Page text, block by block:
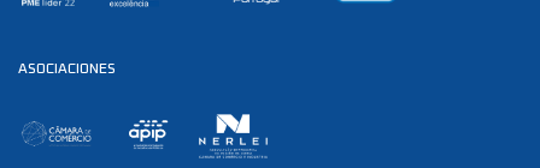
ASOCIACIONES